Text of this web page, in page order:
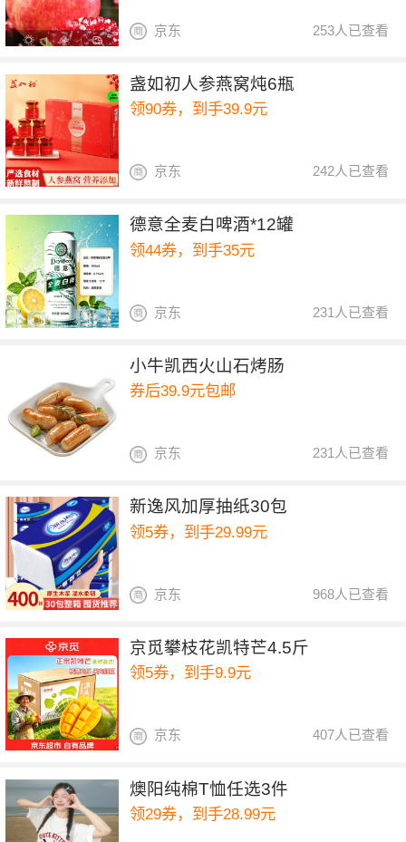
253人已查看
京东
盏如初人参燕窝炖6瓶
领90券，到手39.9元
242人已查看
京东
德意全麦白啤酒*12罐
领44券，到手35元
231人已查看
京东
小牛凯西火山石烤肠
券后39.9元包邮
231人已查看
京东
新逸风加厚抽纸30包
领5券，到手29.99元
968人已查看
京东
京觅攀枝花凯特芒4.5斤
领5券，到手9.9元
407人已查看
京东
燠阳纯棉T恤任选3件
领29券，到手28.99元